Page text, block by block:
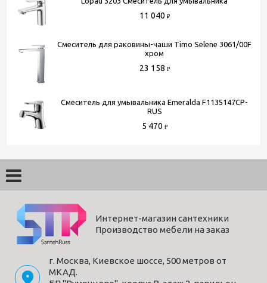
- Доставка до терминала любой транспортной компании
(для всей России)
Более подробную информацию вы можете получить по
или+7 (964) 645-17-27
11 040 ₽
Смеситель для раковины-чаши Timo Selene 3061/00F
хром
23 158 ₽
Смеситель для умывальника Emeralda F1135147CP-
RUS
5 470 ₽
Интернет-магазин сантехники
Производство мебели на заказ
г. Москва, Киевское шоссе, 500 метров от
МКАД.